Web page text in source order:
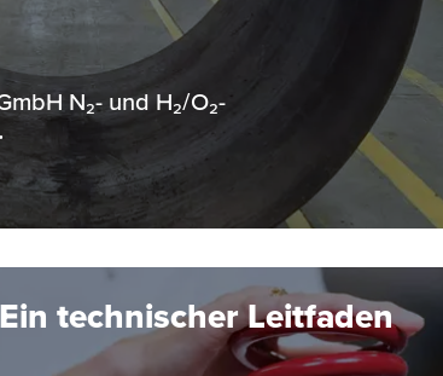
MW-
N₂- und H₂/O₂-
technischer Leitfaden